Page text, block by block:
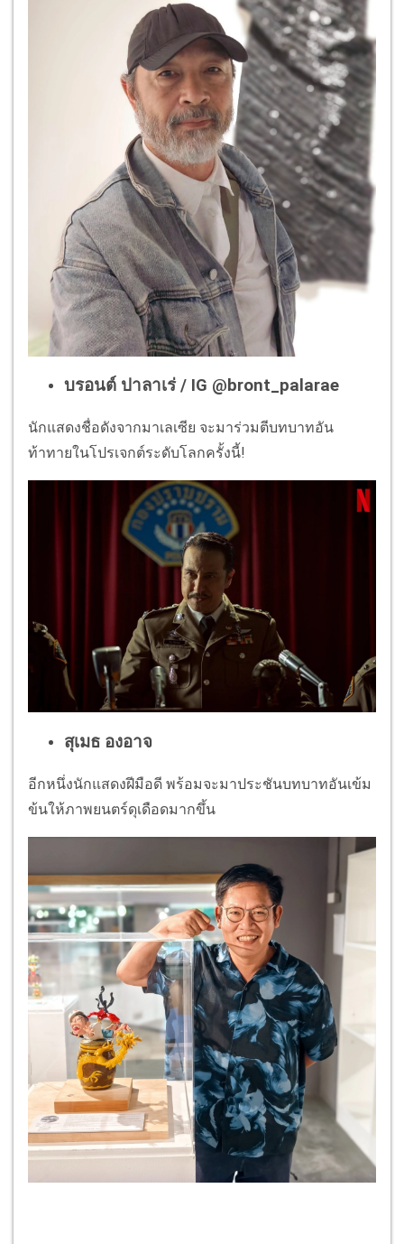
บรอนต์ ปาลาเร่ / IG @bront_palarae
นักแสดงชื่อดังจากมาเลเซีย จะมาร่วมตีบทบาทอัน
ท้าทายในโปรเจกต์ระดับโลกครั้งนี้!
สุเมธ องอาจ
อีกหนึ่งนักแสดงฝีมือดี พร้อมจะมาประชันบทบาทอันเข้ม
ข้นให้ภาพยนตร์ดุเดือดมากขึ้น